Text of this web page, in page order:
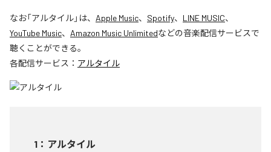
なお「アルタイル」は、 Apple Music、 Spotify、 LINE MUSIC、
YouTube Music、 Amazon Music Unlimitedなどの音楽配信サービスで
聴くことができる。
各配信サービス： アルタイル
1 ： アルタイル